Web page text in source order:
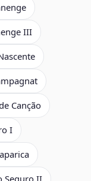
III
Canção
I
Seguro II